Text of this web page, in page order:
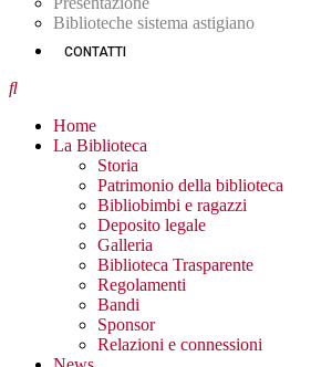
Biblioteche sistema astigiano
CONTATTI
Home
La Biblioteca
Storia
Patrimonio della biblioteca
Bibliobimbi e ragazzi
Deposito legale
Galleria
Biblioteca Trasparente
Regolamenti
Bandi
Sponsor
Relazioni e connessioni